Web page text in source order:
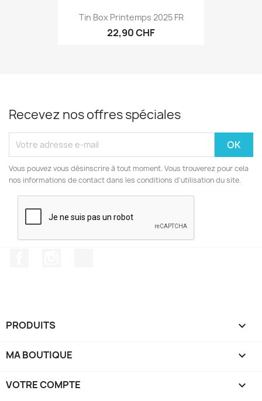
Tin Box Printemps 2025 FR
22,90 CHF
Recevez nos offres spéciales
Vous pouvez vous désinscrire à tout moment. Vous trouverez pour cela
nos informations de contact dans les conditions d'utilisation du site.
PRODUITS 
MA BOUTIQUE 
VOTRE COMPTE 